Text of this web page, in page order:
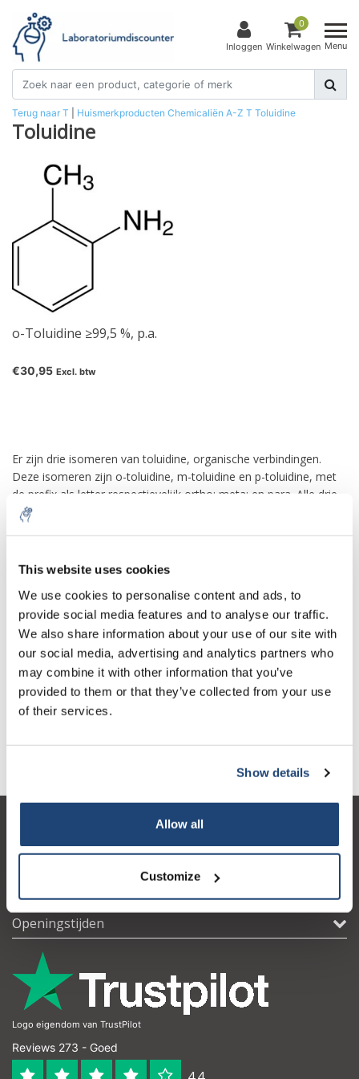
This website uses cookies
We use cookies to personalise content and ads, to
provide social media features and to analyse our traffic.
We also share information about your use of our site with
our social media, advertising and analytics partners who
may combine it with other information that you’ve
provided to them or that they’ve collected from your use
of their services.
Show details
Allow all
Customize
Inloggen
0
Winkelwagen Menu
Terug naar T Huismerkproducten Chemicaliën A-Z T Toluidine
Toluidine
o-Toluidine ≥99,5 %, p.a.
€30,95 Excl. btw
Er zijn drie isomeren van toluidine, organische verbindingen.
Deze isomeren zijn o-toluidine, m-toluidine en p-toluidine, met
de prefix als letter respectievelijk ortho; meta; en para. Alle drie
zijn arylamines waarvan de chemische structuren vergelijkbaar
positie waar de methylgroep (–CH3) aan de ring is gebonden ten
De ortho-isomeer wordt op de grootste schaal geproduceerd.
De belangrijkste toepassing is als voorloper van de pesticiden
metolachloor en acetochloor. De andere toluidine-isomeren
worden gebruikt bij de productie van kleurstoffen. Ze zijn een
onderdeel van versnellers voor cyanoacrylaatlijmen.
Bij sommige patiënten is o-toluidine een metaboliet van
vervolgens behandeld met methyleenblauw.
Contactgegevens
Openingstijden
Logo eigendom van TrustPilot
Reviews 273 - Goed